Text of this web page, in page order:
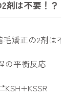
剤は不要！？
毛矯正の2剤
の平衡反応